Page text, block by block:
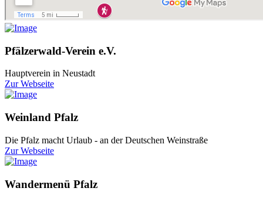
Pfälzerwald-Verein e.V.
Hauptverein in Neustadt
Zur Webseite
Weinland Pfalz
Die Pfalz macht Urlaub - an der Deutschen Weinstraße
Zur Webseite
Wandermenü Pfalz